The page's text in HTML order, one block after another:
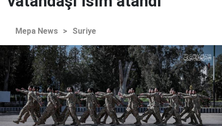
Mepa News > Suriye